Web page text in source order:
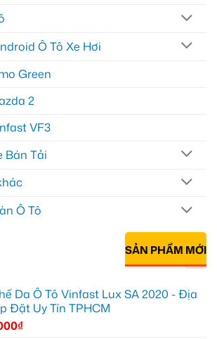
Ô Tô Xe Hơi
Green
2
VF3
Bán Tải
Ô Tô
SẢN PHẨM MỚI
Da Ô Tô Vinfast Lux SA 2020 - Địa
Đặt Uy Tín TPHCM
₫